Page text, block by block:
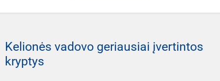
Kelionės vadovo geriausiai įvertintos
kryptys